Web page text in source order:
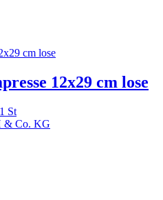
12x29 cm lose
St
& Co. KG